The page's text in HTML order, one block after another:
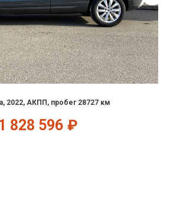
2022, АКПП, пробег 28727 км
1 828 596 ₽